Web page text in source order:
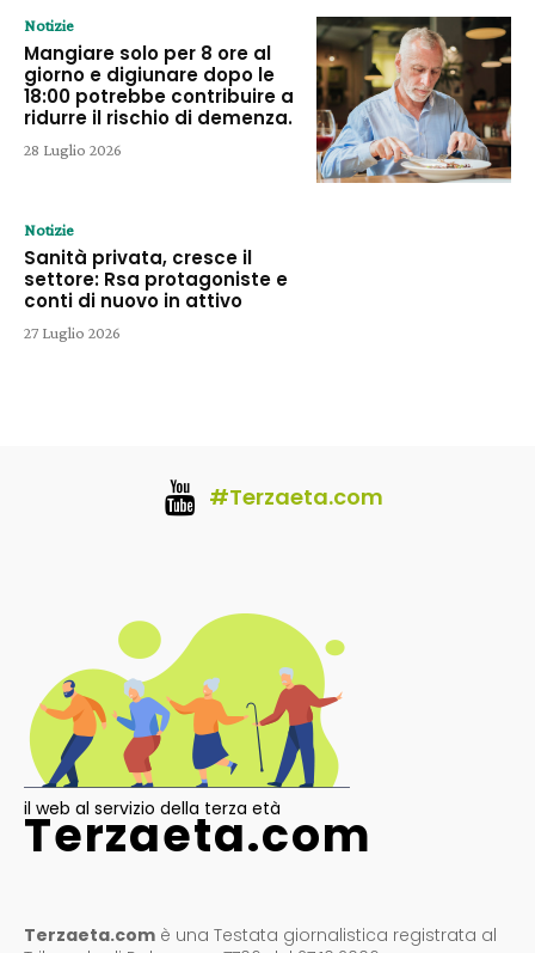
Notizie
Mangiare solo per 8 ore al
giorno e digiunare dopo le
18:00 potrebbe contribuire a
ridurre il rischio di demenza.
28 Luglio 2026
Notizie
Sanità privata, cresce il
settore: Rsa protagoniste e
conti di nuovo in attivo
27 Luglio 2026
#Terzaeta.com
il web al servizio della terza età
Terzaeta.com
Terzaeta.com è una Testata giornalistica registrata al